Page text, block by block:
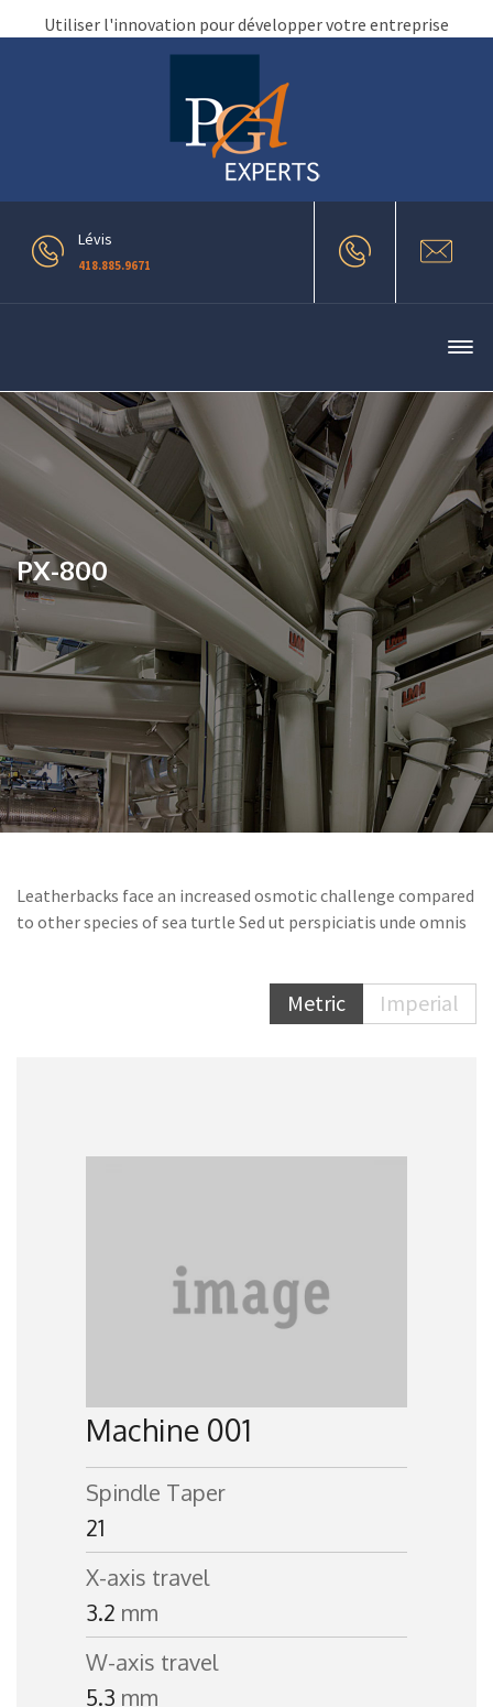
Utiliser l'innovation pour développer votre entreprise
Lévis
418.885.9671
PX-800
Leatherbacks face an increased osmotic challenge compared
to other species of sea turtle Sed ut perspiciatis unde omnis
Metric Imperial
Machine 001
Spindle Taper
21
X-axis travel
3.2 mm
W-axis travel
5.3 mm